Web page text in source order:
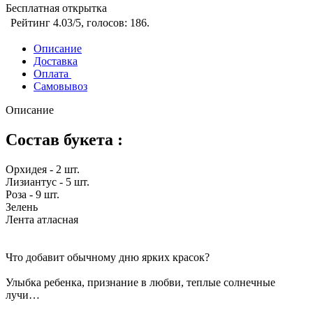
Бесплатная открытка
Рейтинг 4.03/5, голосов: 186.
Описание
Доставка
Оплата
Самовывоз
Описание
Состав букета :
Орхидея - 2 шт.
Лизиантус - 5 шт.
Роза - 9 шт.
Зелень
Лента атласная
Что добавит обычному дню ярких красок?
Улыбка ребенка, признание в любви, теплые солнечные
лучи…